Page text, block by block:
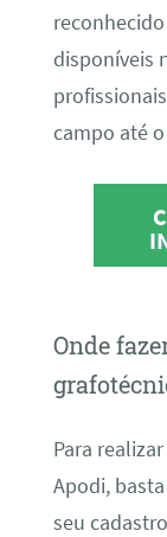
disponíveis
campo até
Onde
Para
Apodi,
seu